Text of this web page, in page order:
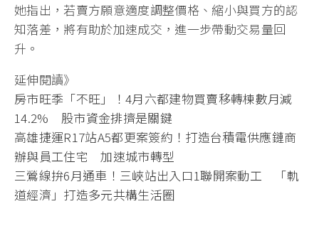
她指出，若賣方願意適度調整價格、縮小與買方的認
知落差，將有助於加速成交，進一步帶動交易量回
升。
延伸閱讀》
房市旺季「不旺」！4月六都建物買賣移轉棟數月減
14.2% 股市資金排擠是關鍵
高雄捷運R17站A5都更案簽約！打造台積電供應鏈商
辦與員工住宅 加速城市轉型
三鶯線拚6月通車！三峽站出入口1聯開案動工 「軌
道經濟」打造多元共構生活圈